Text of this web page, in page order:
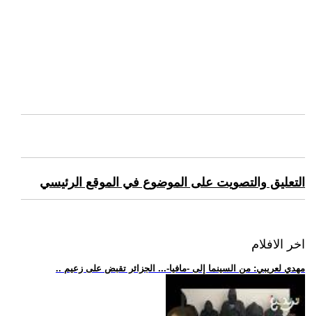
التعليق والتصويت على الموضوع في الموقع الرئيسي
اخر الافلام
.. مهدي لعريبي: من السينما إلى -مافيا-... الجزائر تقبض على زعيم